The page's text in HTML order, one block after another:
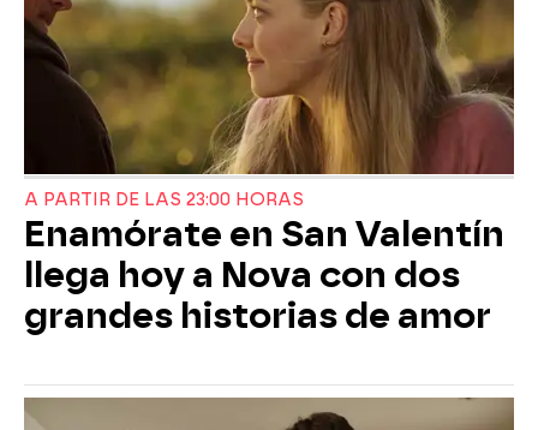
A PARTIR DE LAS 23:00 HORAS
Enamórate en San Valentín
llega hoy a Nova con dos
grandes historias de amor